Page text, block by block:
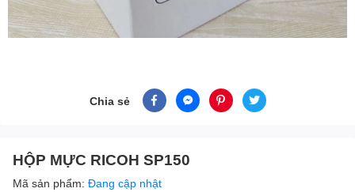
Chia sẻ
HỘP MỰC RICOH SP150
Mã sản phẩm: Đang cập nhật